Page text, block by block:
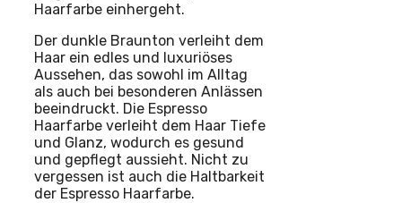
Haarfarbe einhergeht.
Der dunkle Braunton verleiht dem
Haar ein edles und luxuriöses
Aussehen, das sowohl im Alltag
als auch bei besonderen Anlässen
beeindruckt. Die Espresso
Haarfarbe verleiht dem Haar Tiefe
und Glanz, wodurch es gesund
und gepflegt aussieht. Nicht zu
vergessen ist auch die Haltbarkeit
der Espresso Haarfarbe.